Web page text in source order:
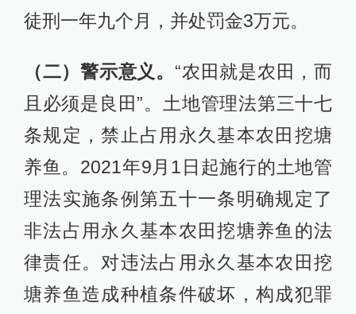
徒刑一年九个月，并处罚金3万元。
（二）警示意义。 “农田就是农田，而
且必须是良田”。土地管理法第三十七
条规定，禁止占用永久基本农田挖塘
养鱼。2021年9月1日起施行的土地管
理法实施条例第五十一条明确规定了
非法占用永久基本农田挖塘养鱼的法
律责任。对违法占用永久基本农田挖
塘养鱼造成种植条件破坏，构成犯罪